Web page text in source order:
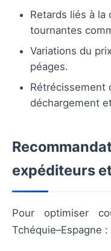
Retards liés à la
tournantes
Variations du
péages.
Rétrécissement
déchargement
expéditeurs
Pour optimiser
Tchéquie–Espagne :